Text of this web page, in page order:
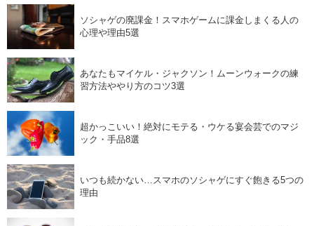
ソシャゲの廃課金！スマホゲームに課金しまくる人の
心理や理由5選
あなたもマイケル・ジャクソン！ムーンウォークの練
習方法ややり方のコツ3選
超かっこいい！絶対にモテる・ウケる宴会芸でのマジ
ック・手品8選
いつも続かない…スマホのソシャゲにすぐ飽きる5つの
理由